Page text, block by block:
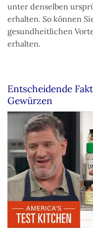
unter denselben
erhalten. So können
gesundheitlichen
erhalten.
Entscheidende
Gewürzen